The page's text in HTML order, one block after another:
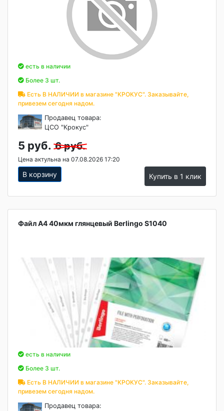
есть в наличии
Более 3 шт.
Есть В НАЛИЧИИ в магазине "КРОКУС". Заказывайте,
привезем сегодня надом.
Продавец товара:
ЦСО "Крокус"
5 руб. 6 руб.
Цена актульна на 07.08.2026 17:20
В корзину Купить в 1 клик
Файл А4 40мкм глянцевый Berlingo S1040
есть в наличии
Более 3 шт.
Есть В НАЛИЧИИ в магазине "КРОКУС". Заказывайте,
привезем сегодня надом.
Продавец товара: